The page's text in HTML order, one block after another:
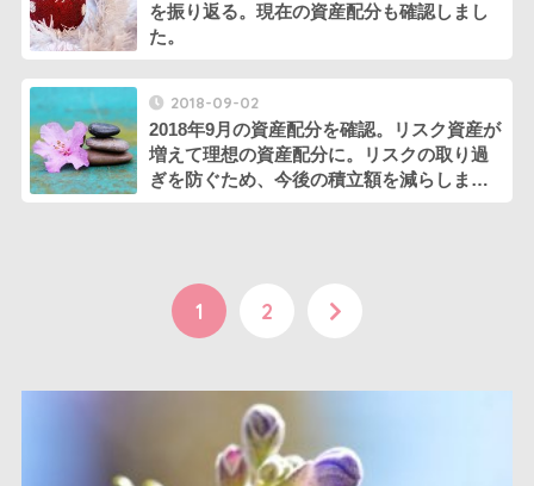
を振り返る。現在の資産配分も確認しまし
た。
2018-09-02
2018年9月の資産配分を確認。リスク資産が
増えて理想の資産配分に。リスクの取り過
ぎを防ぐため、今後の積立額を減らしま
1 2